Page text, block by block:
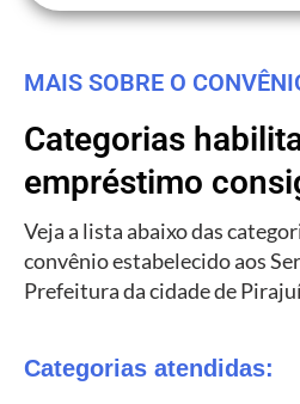
MAIS SOBRE O
Categorias
empréstimo
Veja a lista abaixo das
convênio estabelecido aos
Prefeitura da cidade de
Categorias atendidas: